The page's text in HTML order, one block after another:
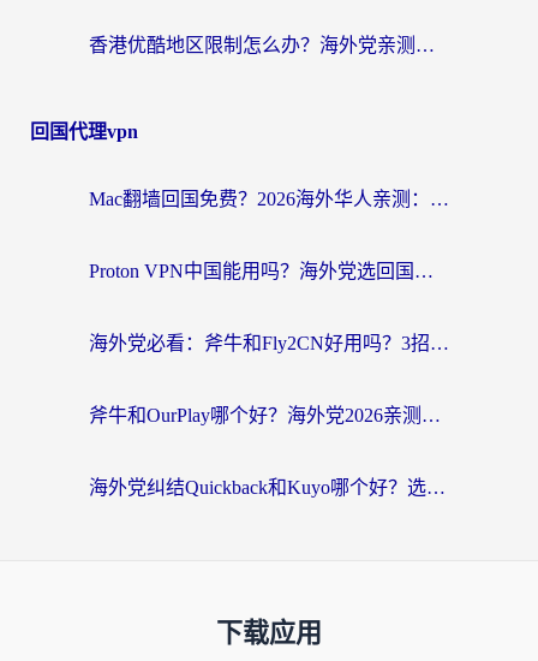
香港优酷地区限制怎么办？海外党亲测有效的追剧解决方案
回国代理vpn
Mac翻墙回国免费？2026海外华人亲测：从CCTV5直播到国内APP，这样选加速器才靠谱
Proton VPN中国能用吗？海外党选回国加速器的避坑指南（附番茄加速器实测）
海外党必看：斧牛和Fly2CN好用吗？3招教你选对回国加速器（附免费试用攻略）
斧牛和OurPlay哪个好？海外党2026亲测：选对加速器，国内资源秒加载
海外党纠结Quickback和Kuyo哪个好？选对回国加速器才能无缝刷国内资源
下载应用